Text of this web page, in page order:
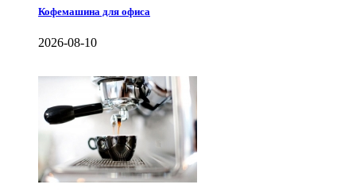
Кофемашина для офиса
2026-08-10